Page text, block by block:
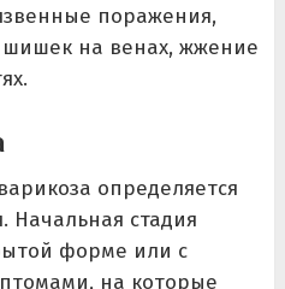
поражения,
шишек на венах, жжение
определяется
Начальная стадия
форме или с
на которые